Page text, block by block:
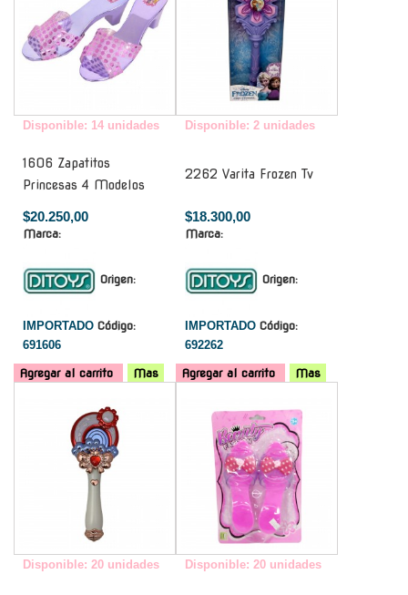
Disponible: 14 unidades
1606 Zapatitos
Princesas 4 Modelos
$20.250,00
Marca:
Origen:
IMPORTADO Código:
691606
Agregar al carrito Mas
Disponible: 2 unidades
2262 Varita Frozen Tv
$18.300,00
Marca:
Origen:
IMPORTADO Código:
692262
Agregar al carrito
Mas
Disponible: 20 unidades Disponible: 20 unidades